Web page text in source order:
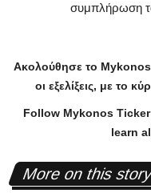
συμπλήρωση
Ακολούθησε το Mykonos
οι εξελίξεις, με το
Follow Mykonos
learn
More on this